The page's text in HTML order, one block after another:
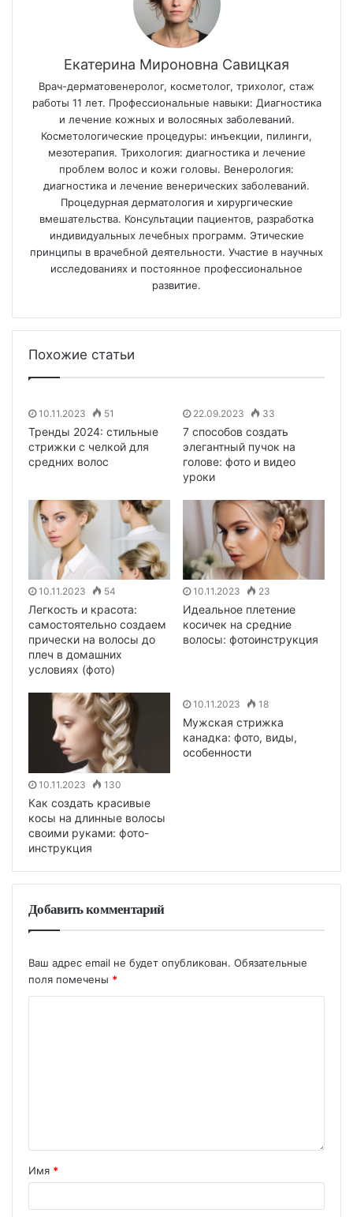
Екатерина Мироновна Савицкая
Врач-дерматовенеролог, косметолог, трихолог, стаж
работы 11 лет. Профессиональные навыки: Диагностика
и лечение кожных и волосяных заболеваний.
Косметологические процедуры: инъекции, пилинги,
мезотерапия. Трихология: диагностика и лечение
проблем волос и кожи головы. Венерология:
диагностика и лечение венерических заболеваний.
Процедурная дерматология и хирургические
вмешательства. Консультации пациентов, разработка
индивидуальных лечебных программ. Этические
принципы в врачебной деятельности. Участие в научных
исследованиях и постоянное профессиональное
развитие.
Похожие статьи
10.11.2023 51
Тренды 2024: стильные
стрижки с челкой для
средних волос
22.09.2023 33
7 способов создать
элегантный пучок на
голове: фото и видео
уроки
10.11.2023 54
Легкость и красота:
самостоятельно создаем
прически на волосы до
плеч в домашних
условиях (фото)
10.11.2023 23
Идеальное плетение
косичек на средние
волосы: фотоинструкция
10.11.2023 130
Как создать красивые
косы на длинные волосы
своими руками: фото-
инструкция
10.11.2023 18
Мужская стрижка
канадка: фото, виды,
особенности
Добавить комментарий
Ваш адрес email не будет опубликован. Обязательные
поля помечены *
Имя *